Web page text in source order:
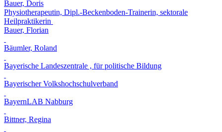
Bauer, Doris
Physiotherapeutin, Dipl.-Beckenboden-Trainerin, sektorale
Heilpraktikerin
Bauer, Florian
Bäumler, Roland
Bayerische Landeszentrale , für politische Bildung
Bayerischer Volkshochschulverband
BayernLAB Nabburg
Bittner, Regina